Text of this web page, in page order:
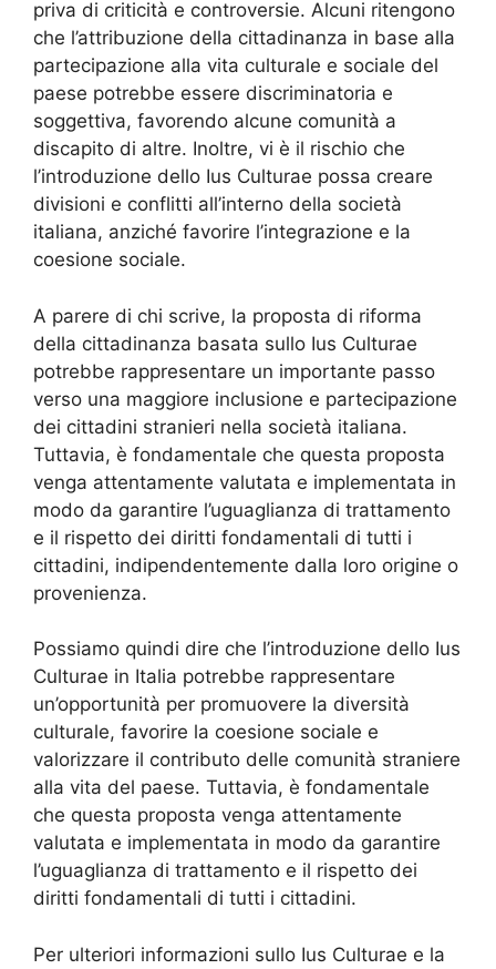
priva di criticità e controversie. Alcuni ritengono
che l’attribuzione della cittadinanza in base alla
partecipazione alla vita culturale e sociale del
paese potrebbe essere discriminatoria e
soggettiva, favorendo alcune comunità a
discapito di altre. Inoltre, vi è il rischio che
l’introduzione dello Ius Culturae possa creare
divisioni e conflitti all’interno della società
italiana, anziché favorire l’integrazione e la
coesione sociale.
A parere di chi scrive, la proposta di riforma
della cittadinanza basata sullo Ius Culturae
potrebbe rappresentare un importante passo
verso una maggiore inclusione e partecipazione
dei cittadini stranieri nella società italiana.
Tuttavia, è fondamentale che questa proposta
venga attentamente valutata e implementata in
modo da garantire l’uguaglianza di trattamento
e il rispetto dei diritti fondamentali di tutti i
cittadini, indipendentemente dalla loro origine o
provenienza.
Possiamo quindi dire che l’introduzione dello Ius
Culturae in Italia potrebbe rappresentare
un’opportunità per promuovere la diversità
culturale, favorire la coesione sociale e
valorizzare il contributo delle comunità straniere
alla vita del paese. Tuttavia, è fondamentale
che questa proposta venga attentamente
valutata e implementata in modo da garantire
l’uguaglianza di trattamento e il rispetto dei
diritti fondamentali di tutti i cittadini.
Per ulteriori informazioni sullo Ius Culturae e la